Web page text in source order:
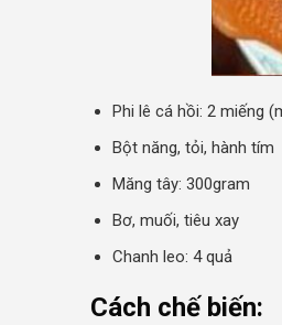
Phi lê cá hồi: 2 miếng
Bột năng, tỏi, hành tím
Măng tây: 300gram
Bơ, muối, tiêu xay
Chanh leo: 4 quả
Cách chế biến: